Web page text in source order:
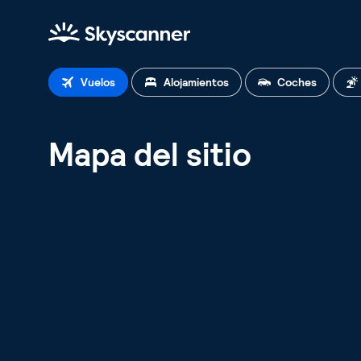
Página de inicio de Skyscanner
Vuelos Alojamientos Coches
Mapa del sitio